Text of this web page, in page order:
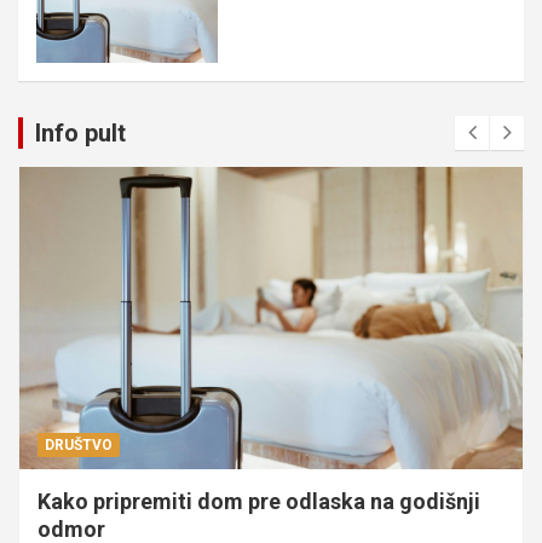
Info pult
DRUŠTVO
Kako pripremiti dom pre odlaska na godišnji
odmor